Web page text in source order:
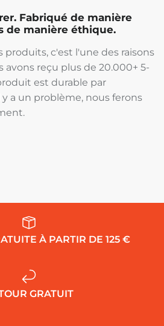
Fabriqué de manière
de manière éthique.
produits, c'est l'une des raisons
avons reçu plus de 20.000+ 5-
est durable par
a un problème, nous ferons
À PARTIR DE 125 €
GRATUIT